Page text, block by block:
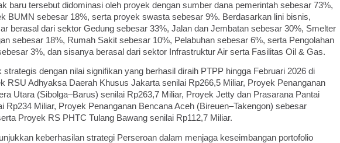
baru tersebut didominasi oleh proyek dengan sumber dana pemerintah sebesar 73%,
BUMN sebesar 18%, serta proyek swasta sebesar 9%. Berdasarkan lini bisnis,
berasal dari sektor Gedung sebesar 33%, Jalan dan Jembatan sebesar 30%, Smelter
sebesar 18%, Rumah Sakit sebesar 10%, Pelabuhan sebesar 6%, serta Pengolahan
3%, dan sisanya berasal dari sektor Infrastruktur Air serta Fasilitas Oil & Gas.
strategis dengan nilai signifikan yang berhasil diraih PTPP hingga Februari 2026 di
RSU Adhyaksa Daerah Khusus Jakarta senilai Rp266,5 Miliar, Proyek Penanganan
Utara (Sibolga–Barus) senilai Rp263,7 Miliar, Proyek Jetty dan Prasarana Pantai
Rp234 Miliar, Proyek Penanganan Bencana Aceh (Bireuen–Takengon) sebesar
Proyek RS PHTC Tulang Bawang senilai Rp112,7 Miliar.
keberhasilan strategi Perseroan dalam menjaga keseimbangan portofolio